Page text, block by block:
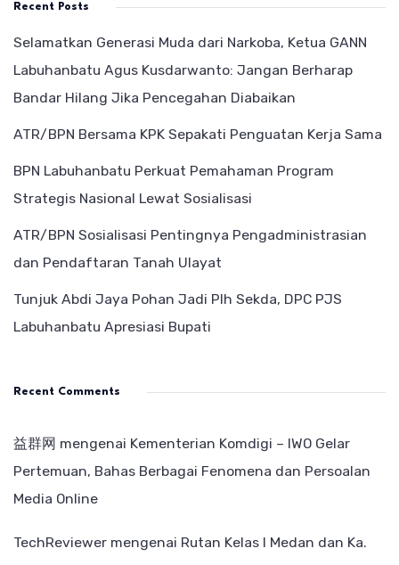
Recent Posts
Selamatkan Generasi Muda dari Narkoba, Ketua GANN
Labuhanbatu Agus Kusdarwanto: Jangan Berharap
Bandar Hilang Jika Pencegahan Diabaikan
ATR/BPN Bersama KPK Sepakati Penguatan Kerja Sama
BPN Labuhanbatu Perkuat Pemahaman Program
Strategis Nasional Lewat Sosialisasi
ATR/BPN Sosialisasi Pentingnya Pengadministrasian
dan Pendaftaran Tanah Ulayat
Tunjuk Abdi Jaya Pohan Jadi Plh Sekda, DPC PJS
Labuhanbatu Apresiasi Bupati
Recent Comments
益群网 mengenai Kementerian Komdigi – IWO Gelar
Pertemuan, Bahas Berbagai Fenomena dan Persoalan
Media Online
TechReviewer mengenai Rutan Kelas I Medan dan Ka.